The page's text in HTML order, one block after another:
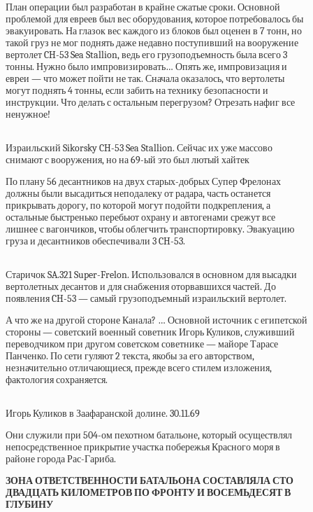
План операции был разработан в крайне сжатые сроки. Основной
проблемой для евреев был вес оборудования, которое потребовалось бы
эвакуировать. На глазок вес каждого из блоков был оценен в 7 тонн, но
такой груз не мог поднять даже недавно поступивший на вооружение
вертолет CH-53 Sea Stallion, ведь его грузоподъемность была всего 3
тонны. Нужно было импровизировать… Опять же, импровизация и
евреи — что может пойти не так. Сначала оказалось, что вертолеты
могут поднять 4 тонны, если забить на технику безопасности и
инструкции. Что делать с остальным перегрузом? Отрезать нафиг все
ненужное!
Израильский Sikorsky CH-53 Sea Stallion. Сейчас их уже массово
снимают с вооружения, но на 69-ый это был лютый хайтек
По плану 56 десантников на двух старых-добрых Супер Фрелонах
должны были высадиться неподалеку от радара, часть останется
прикрывать дорогу, по которой могут подойти подкрепления, а
остальные быстренько перебьют охрану и автогенами срежут все
лишнее с вагончиков, чтобы облегчить транспортировку. Эвакуацию
груза и десантников обеспечивали 3 CH-53.
Старичок SA.321 Super-Frelon. Использовался в основном для высадки
вертолетных десантов и для снабжения оторвавшихся частей. До
появления CH-53 — самый грузоподъемный израильский вертолет.
А что же на другой стороне Канала? … Основной источник с египетской
стороны — советский военный советник Игорь Куликов, служивший
переводчиком при другом советском советнике — майоре Тарасе
Панченко. По сети гуляют 2 текста, якобы за его авторством,
незначительно отличающиеся, прежде всего стилем изложения,
фактология сохраняется.
Игорь Куликов в Заафаранской долине. 30.11.69
Они служили при 504-ом пехотном батальоне, который осуществлял
непосредственное прикрытие участка побережья Красного моря в
районе города Рас-Гариба.
ЗОНА ОТВЕТСТВЕННОСТИ БАТАЛЬОНА СОСТАВЛЯЛА СТО
ДВАДЦАТЬ КИЛОМЕТРОВ ПО ФРОНТУ И ВОСЕМЬДЕСЯТ В
ГЛУБИНУ